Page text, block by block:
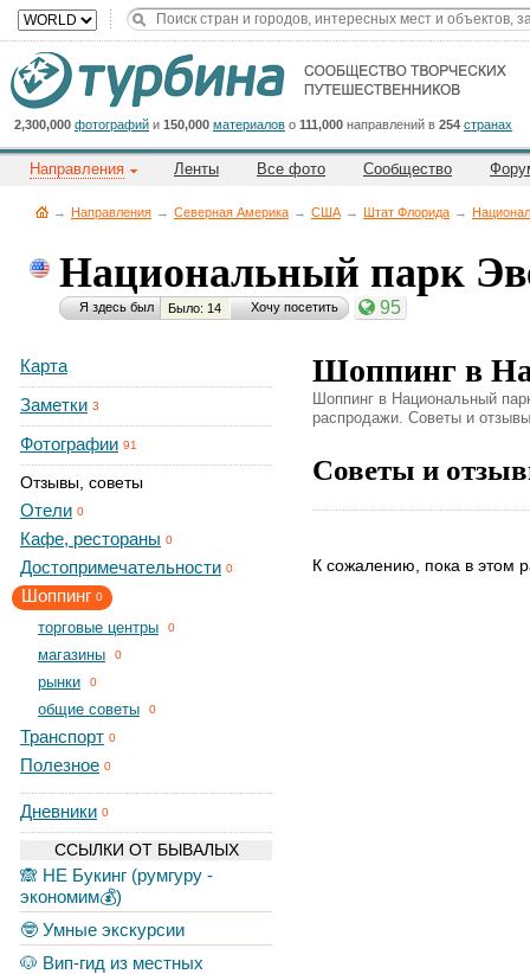
2,300,000 фотографий и 150,000 материалов о 111,000 направлений в 254 странах
Направления Ленты Все фото Сообщество
→ Направления → Северная Америка → CША → Штат Флорида →
Национальный парк
Я здесь был Было: 14 Хочу посетить 95
Карта
Заметки 3
Фотографии 91
Отзывы, советы
Отели 0
Кафе, рестораны 0
Достопримечательности 0
Шоппинг 0
торговые центры 0
магазины 0
рынки 0
общие советы 0
Транспорт 0
Полезное 0
Дневники 0
ССЫЛКИ ОТ БЫВАЛЫХ
🙈 НЕ Букинг (румгуру -
экономим💰)
🤓 Умные экскурсии
🐶 Вип-гид из местных
Шоппинг в
Шоппинг в Национальный
распродажи. Советы и
Советы и
К сожалению, пока в этом
Cейчас
на
сайте:
Title
Button